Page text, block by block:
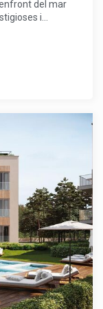
de notaria o
amb
del mar
i
de la
llar
arquitecte
integrar el mar
compta
i privacitat. La
combinant una
amb
Cada racó
on el
diari.Destaca
el lloc
vida mediterrani
cafè al matí,
marina.Més
de completes
al costat